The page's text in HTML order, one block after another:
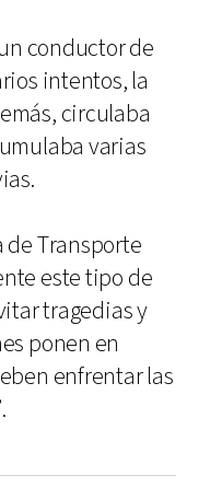
conductor de
intentos, la
circulaba
varias
de Transporte
este tipo de
tragedias y
ponen en
enfrentar las